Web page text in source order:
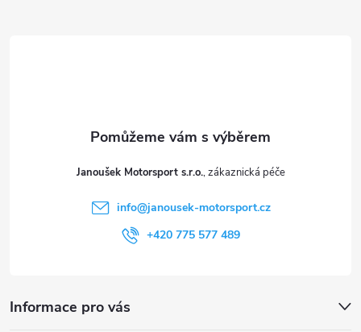
Janoušek Motorsport s.r.o.
info@janousek-motorsport.cz
+420 775 577 489
Informace pro vás